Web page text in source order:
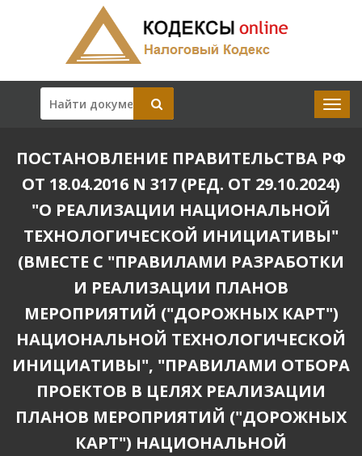
ПОСТАНОВЛЕНИЕ ПРАВИТЕЛЬСТВА РФ
ОТ 18.04.2016 N 317 (РЕД. ОТ 29.10.2024)
"О РЕАЛИЗАЦИИ НАЦИОНАЛЬНОЙ
ТЕХНОЛОГИЧЕСКОЙ ИНИЦИАТИВЫ"
(ВМЕСТЕ С "ПРАВИЛАМИ РАЗРАБОТКИ
И РЕАЛИЗАЦИИ ПЛАНОВ
МЕРОПРИЯТИЙ ("ДОРОЖНЫХ КАРТ")
НАЦИОНАЛЬНОЙ ТЕХНОЛОГИЧЕСКОЙ
ИНИЦИАТИВЫ", "ПРАВИЛАМИ ОТБОРА
ПРОЕКТОВ В ЦЕЛЯХ РЕАЛИЗАЦИИ
ПЛАНОВ МЕРОПРИЯТИЙ ("ДОРОЖНЫХ
КАРТ") НАЦИОНАЛЬНОЙ